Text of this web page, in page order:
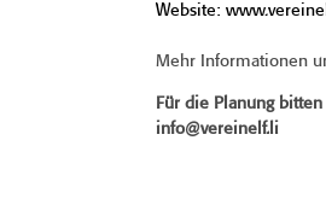
Website:
Mehr Informationen
Für die Planung
info@vereinelf.li